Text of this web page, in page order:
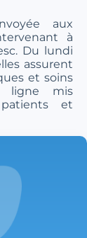
aux
à
Du lundi
assurent
et soins
ligne mis
et